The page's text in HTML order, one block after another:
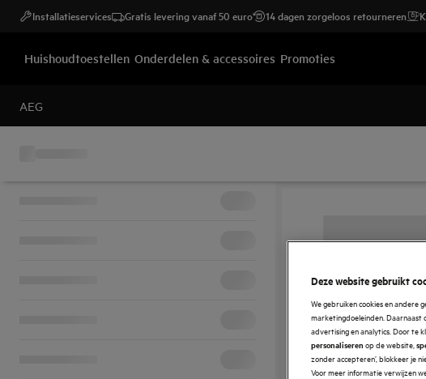
Installatieservices Gratis levering vanaf 50 euro 14 dagen zorgeloos retourneren
Huishoudtoestellen Onderdelen & accessoires Promoties
AEG
Deze website gebruikt
We gebruiken cookies en andere
marketingdoeleinden. Daarnaast
advertising en analytics. Door te
personaliseren op de website,
zonder accepteren’, blokkeer je
Voor meer informatie verwijzen